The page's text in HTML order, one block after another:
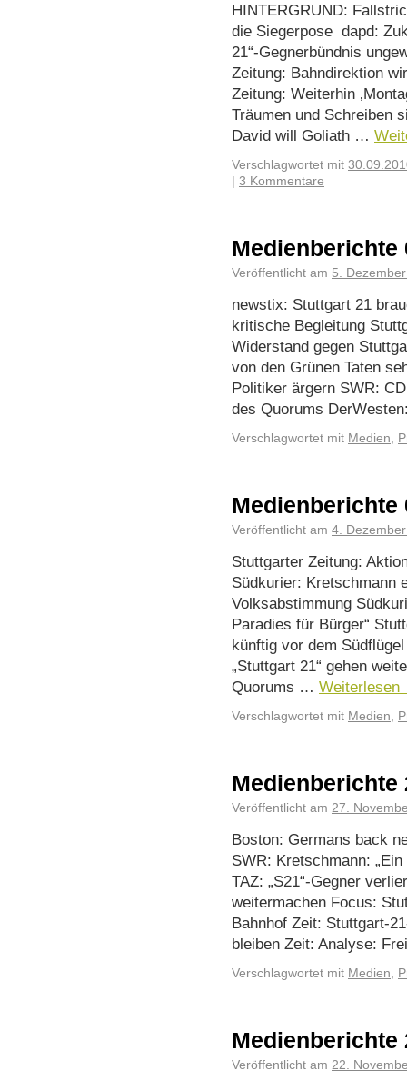
HINTERGRUND:
die Siegerpose dapd:
21“-Gegnerbündnis
Zeitung: Bahndirektion
Zeitung: Weiterhin
Träumen und Schreiben
David will Goliath …
Verschlagwortet mit
3 Kommentare
Medienberichte
Veröffentlicht am 5.
newstix: Stuttgart 21
kritische Begleitung
Widerstand gegen
von den Grünen Taten
Politiker ärgern SWR:
des Quorums
Verschlagwortet mit Medien,
Medienberichte
Veröffentlicht am 4.
Stuttgarter Zeitung:
Südkurier: Kretschmann
Volksabstimmung
Paradies für Bürger“
künftig vor dem
„Stuttgart 21“ gehen
Quorums … Weiterlesen
Verschlagwortet mit Medien,
Medienberichte
Veröffentlicht am 27.
Boston: Germans back
SWR: Kretschmann:
TAZ: „S21“-Gegner
weitermachen Focus:
Bahnhof Zeit: Stuttgart-
bleiben Zeit: Analyse:
Verschlagwortet mit Medien,
Medienberichte
Veröffentlicht am 22.